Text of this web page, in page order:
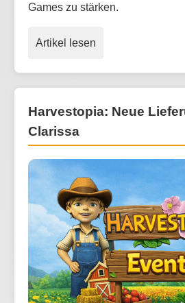
Games zu stärken.
Artikel lesen
Harvestopia: Neue
Clarissa